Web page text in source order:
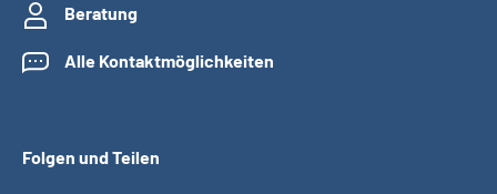
Beratung
Alle Kontaktmöglichkeiten
Folgen und Teilen